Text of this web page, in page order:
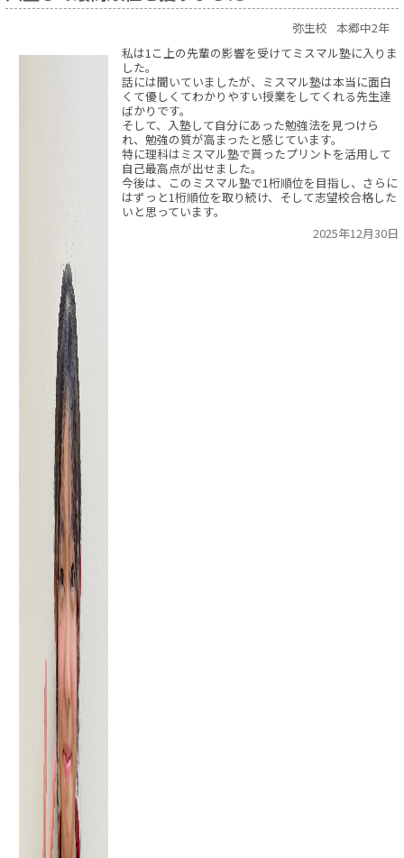
弥生校 本郷中2年
私は1こ上の先輩の影響を受けてミスマル塾に入りま
した。
話には聞いていましたが、ミスマル塾は本当に面白
くて優しくてわかりやすい授業をしてくれる先生達
ばかりです。
そして、入塾して自分にあった勉強法を見つけら
れ、勉強の質が高まったと感じています。
特に理科はミスマル塾で貰ったプリントを活用して
自己最高点が出せました。
今後は、このミスマル塾で1桁順位を目指し、さらに
はずっと1桁順位を取り続け、そして志望校合格した
いと思っています。
2025年12月30日